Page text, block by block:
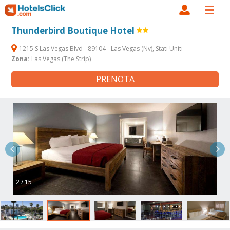
Thunderbird Boutique Hotel
1215 S Las Vegas Blvd - 89104 - Las Vegas (Nv), Stati Uniti
Zona: Las Vegas (The Strip)
PRENOTA
2 / 15